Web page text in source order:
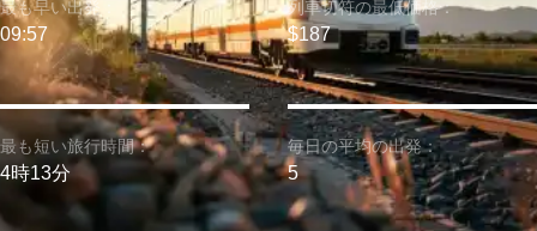
最も短い旅行時間：
4時13分
最も早い出発：
09:57
列車切符の最低価格：
$187
毎日の平均の出発：
5